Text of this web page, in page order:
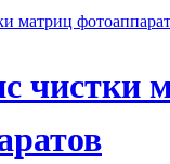
чистки